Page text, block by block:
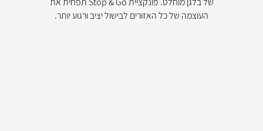
העוצמה של כל האזורים לבישול יציב ורגוע יותר.